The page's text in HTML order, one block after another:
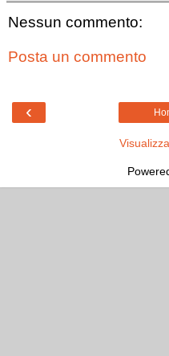
Nessun commento:
Posta un commento
‹